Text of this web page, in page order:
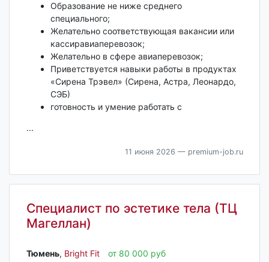
Образование не ниже среднего
специального;
Желательно соответствующая вакансии или
кассиравиаперевозок;
Желательно в сфере авиаперевозок;
Приветствуется навыки работы в продуктах
«Сирена Трэвел» (Сирена, Астра, Леонардо,
СЭБ)
готовность и умение работать с
...
11 июня 2026 — premium-job.ru
Специалист по эстетике тела (ТЦ
Магеллан)
Тюмень‎, Bright Fit от 80 000 руб